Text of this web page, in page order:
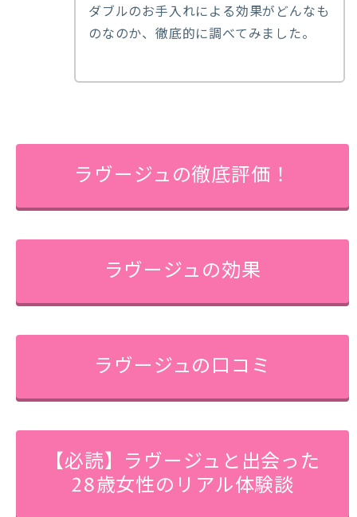
ダブルのお手入れによる効果がどんなも
のなのか、徹底的に調べてみました。
ラヴージュの徹底評価！
ラヴージュの効果
ラヴージュの口コミ
【必読】ラヴージュと出会った
28歳女性のリアル体験談